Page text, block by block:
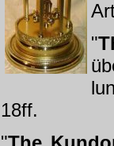
"
18ff.